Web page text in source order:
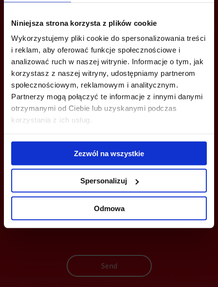
Niniejsza strona korzysta z plików cookie
Wykorzystujemy pliki cookie do spersonalizowania treści
i reklam, aby oferować funkcje społecznościowe i
analizować ruch w naszej witrynie. Informacje o tym, jak
korzystasz z naszej witryny, udostępniamy partnerom
społecznościowym, reklamowym i analitycznym.
Partnerzy mogą połączyć te informacje z innymi danymi
otrzymanymi od Ciebie lub uzyskanymi podczas
korzystania z ich usług.
Zezwól na wszystkie
Spersonalizuj
Odmowa
Are you interested in this offer?
CALL US AND FIND OUT MORE
+48 22 167 04 00
info@officefinder.pl
YOU CAN LEAVE YOUR PHONE NUMBER AND WE WILL CONTACT
Send